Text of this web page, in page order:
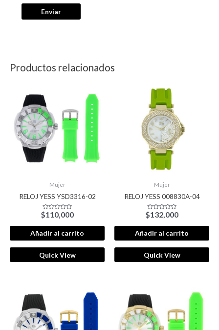
Productos relacionados
Mujer
RELOJ YESS YSD3316-02
Valorado
con
0
de
5
$110,000
Añadir al carrito
Quick View
Mujer
RELOJ YESS 008830A-04
Valorado
con
0
de
5
$132,000
Añadir al carrito
Quick View